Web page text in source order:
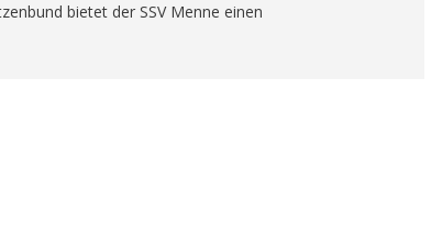
bietet der SSV Menne einen